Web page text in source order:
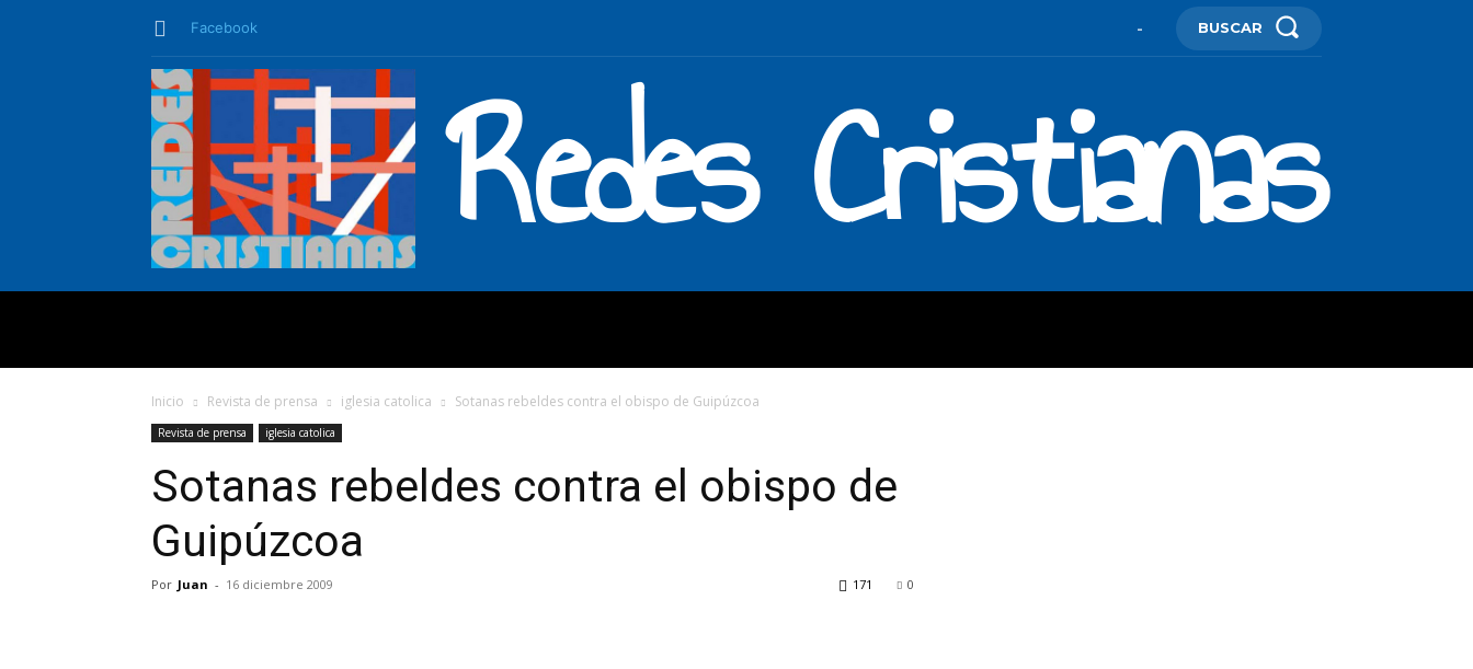
Facebook - BUSCAR
Redes Cristianas
Inicio Revista de prensa iglesia catolica Sotanas rebeldes contra el obispo de Guipúzcoa
Revista de prensa iglesia catolica
Sotanas rebeldes contra el obispo de
Guipúzcoa
Por Juan - 16 diciembre 2009 0
171